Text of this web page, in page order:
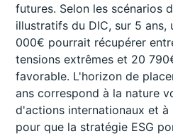
futures. Selon les scénarios
illustratifs du DIC, sur 5 ans,
000€ pourrait récupérer
tensions extrêmes et 20
favorable. L'horizon de
ans correspond à la nature
d'actions internationaux et à
pour que la stratégie ESG